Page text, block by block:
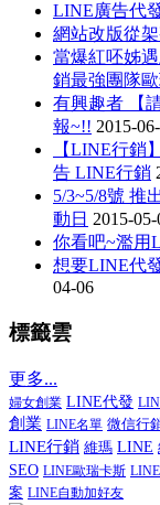
LINE廣告代
網站改版從
當爆紅呸姊
銷最強團隊
有興趣者 【
報~!! 2015-
【LINE行銷
告 LINE行銷
5/3~5/8號 推
動日 2015-05-
你看吧~濫用
想要LINE代
04-06
標籤雲
更多...
婦女創業 LINE代發
創業 LINE名單 微信行
LINE行銷 維瑪 LINE
SEO LINE歐瑞卡斯
案 LINE自動加好友